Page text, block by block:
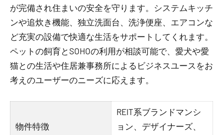
が完備され住まいの安全を守ります。システムキッチ
ンや追炊き機能、独立洗面台、洗浄便座、エアコンな
ど充実の設備で快適な生活をサポートしてくれます。
ペットの飼育とSOHOの利用が相談可能で、愛犬や愛
猫との生活や住居兼事務所によるビジネスユースをお
考えのユーザーのニーズに応えます。
物件特徴
REIT系ブランドマンシ
ョン、デザイナーズ、